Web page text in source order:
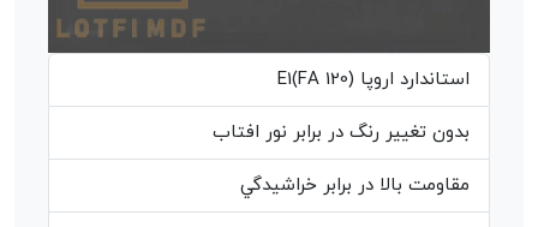
استاندارد اروپا (E1(FA 120
بدون تغيير رنگ در برابر نور افتاب
مقاومت بالا در برابر خراشيدگي